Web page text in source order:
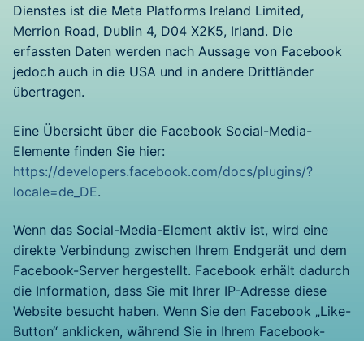
Dienstes ist die Meta Platforms Ireland Limited,
Merrion Road, Dublin 4, D04 X2K5, Irland. Die
erfassten Daten werden nach Aussage von Facebook
jedoch auch in die USA und in andere Drittländer
übertragen.
Eine Übersicht über die Facebook Social-Media-
Elemente finden Sie hier:
https://developers.facebook.com/docs/plugins/?
locale=de_DE.
Wenn das Social-Media-Element aktiv ist, wird eine
direkte Verbindung zwischen Ihrem Endgerät und dem
Facebook-Server hergestellt. Facebook erhält dadurch
die Information, dass Sie mit Ihrer IP-Adresse diese
Website besucht haben. Wenn Sie den Facebook „Like-
Button“ anklicken, während Sie in Ihrem Facebook-